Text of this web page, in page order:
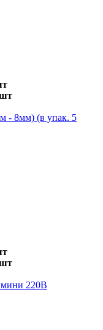
- 8мм) (в упак. 5
220В